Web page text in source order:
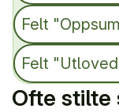
Felt
Felt
Ofte stilte